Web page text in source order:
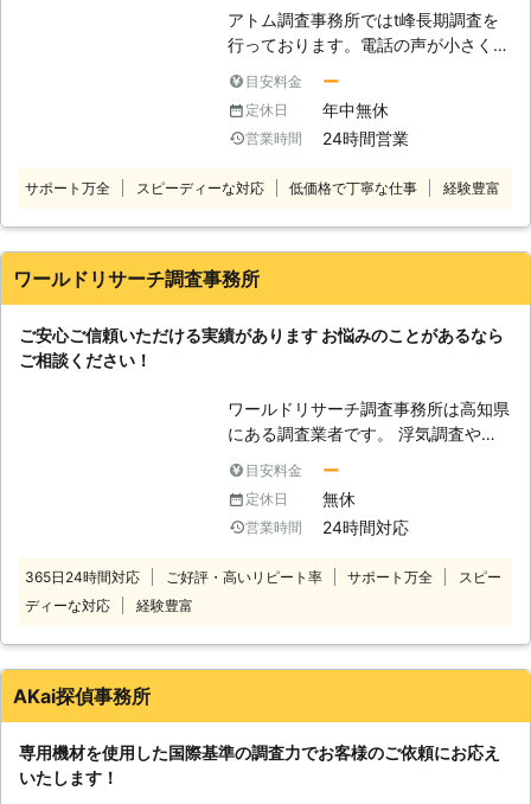
すので、一切バレることなく依頼・報
告が可能です。 【相談・見積もり無
料】 お客様のいま現時点でわかるパ
ートナーと浮気相手の情報をもとに、
調査方法を検討、無料でお見積もりい
たします。 【調査力のある調査員】
順守守秘義務の徹底、厳しい現場で経
証拠収集もお任せください。 【アフ
いいかも、夫婦カウンセラーの資格を
持った担当が無料でアドバイスを受け
られる。 【24時間対応可能】 又、Ｉ
アトム調査事務所ではt峰長期調査を
行っております。電話の声が小さくな
ありませんか。気になる点が少しでも
あればお気軽にご相談ください。 盗
聴器は普段は目につかない場所にある
がちです。しかし、近年では秋葉原や
ようになりました。そのため誰でも簡
単に入手出来てしまうのです。 盗聴
を楽しむマニアから、夫婦や友人など
気持ちがいいものではありません。私
たちは盗聴器調査を通してご自宅を安
心して過ごせる場所にするお手伝いを
しています。
目安料金 ー
定休日 年中無休
営業時間 24時間営業
サポート万全 スピーディーな対応 低価格で丁寧な仕事 経験豊富
ワールドリサーチ調査事務所
ご安心ご信頼いただける実績があります お悩みのことがあるなら
ご相談ください！
ワールドリサーチ調査事務所は高知県
にある調査業者です。 浮気調査やス
などの発見調査など、各種調査をお受
けしております。 ◆安心の実績 ワー
ルドリサーチ調査会社は、調査業での
トワークをもっております。数多くの
休、24時間対応が可能な体制をとっ
目安料金 ー
定休日 無休
営業時間 24時間対応
365日24時間対応 ご好評・高いリピート率 サポート万全
スピー
ディーな対応
経験豊富
AKai探偵事務所
専用機材を使用した国際基準の調査力でお客様のご依頼にお応え
いたします！